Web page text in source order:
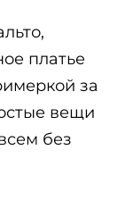
платье
за
вещи
без